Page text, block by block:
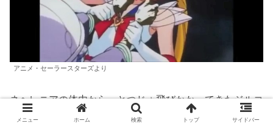
アニメ・セーラースターズより
ネヘレニアの体内から、とつじょ飛びかかってきたジルコ
ニア！
メニュー ホーム 検索 トップ サイドバー